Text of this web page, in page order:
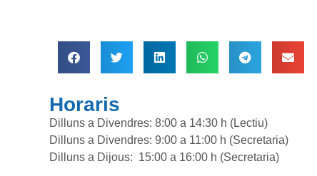
Horaris
Dilluns a Divendres: 8:00 a 14:30 h (Lectiu)
Dilluns a Divendres: 9:00 a 11:00 h (Secretaria)
Dilluns a Dijous: 15:00 a 16:00 h (Secretaria)